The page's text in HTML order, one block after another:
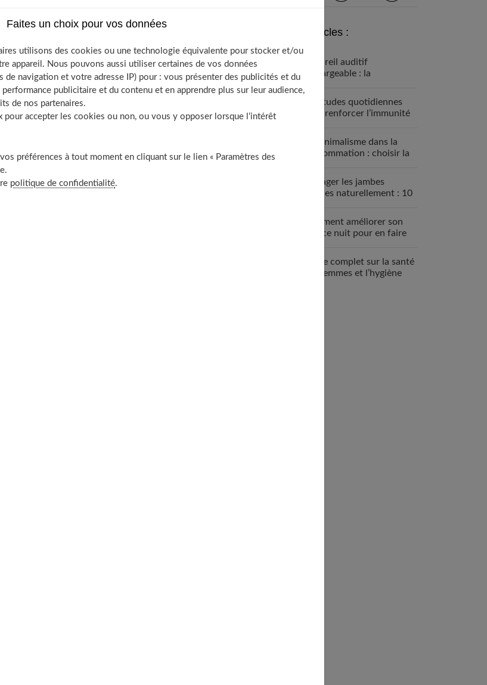
de l'eau et ça a marché... » « Enfin, je n'arrive plus
votre manière de fonctionner.
empêchent d'avancer. Et à l'arrivée, il y a une
des découvertes qu'elle a faites sur elle-
regard. Et surtout, il y a un sourire, une voix
Un moment de flottement par lequel on passe
sens. Et vous partez à la découverte des zones
Vous les accueillez. Les autres, les douloureuses
avec la sophrologie
Derniers articles :
Appareil auditif
rechargeable : la
Habitudes quotidiennes
pour renforcer l’immunité
Le minimalisme dans la
consommation : choisir la
Soulager les jambes
lourdes naturellement : 10
Comment améliorer son
espace nuit pour en faire
Guide complet sur la santé
des femmes et l’hygiène
Faites un choix pour vos données
utilisons des cookies ou une technologie équivalente pour stocker et/ou
appareil. Nous pouvons aussi utiliser certaines de vos données
de navigation et votre adresse IP) pour : vous présenter des publicités et du
publicitaire et du contenu et en apprendre plus sur leur audience,
de nos partenaires.
pour accepter les cookies ou non, ou vous y opposer lorsque l’intérêt
préférences à tout moment en cliquant sur le lien « Paramètres des
politique de confidentialité.